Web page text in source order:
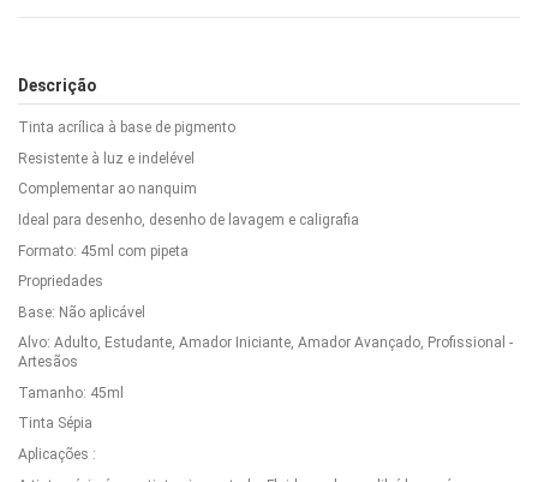
Descrição
Tinta acrílica à base de pigmento
Resistente à luz e indelével
Complementar ao nanquim
Ideal para desenho, desenho de lavagem e caligrafia
Formato: 45ml com pipeta
Propriedades
Base: Não aplicável
Alvo: Adulto, Estudante, Amador Iniciante, Amador Avançado, Profissional -
Artesãos
Tamanho: 45ml
Tinta Sépia
Aplicações :